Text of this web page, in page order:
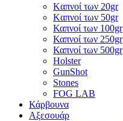
Kαπνοί των 20gr
Kαπνοί των 50gr
Καπνοί των 100gr
Καπνοί των 250gr
Καπνοί των 500gr
Holster
GunShot
Stones
FOG LAB
Κάρβουνα
Αξεσουάρ